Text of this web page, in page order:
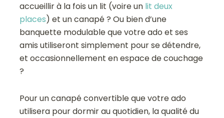
accueillir à la fois un lit (voire un lit deux
places) et un canapé ? Ou bien d’une
banquette modulable que votre ado et ses
amis utiliseront simplement pour se détendre,
et occasionnellement en espace de couchage
?
Pour un canapé convertible que votre ado
utilisera pour dormir au quotidien, la qualité du